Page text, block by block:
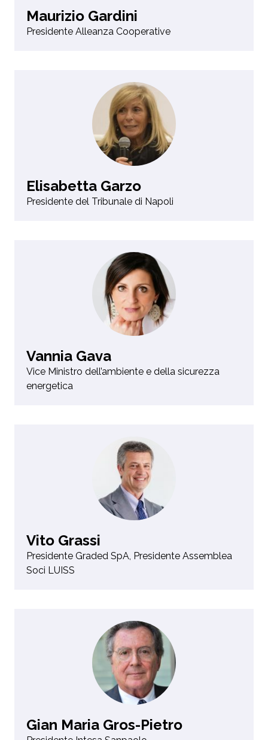
Maurizio Gardini
Presidente Alleanza Cooperative
Elisabetta Garzo
Presidente del Tribunale di Napoli
Vannia Gava
Vice Ministro dell’ambiente e della sicurezza
energetica
Vito Grassi
Presidente Graded SpA, Presidente Assemblea
Soci LUISS
Gian Maria Gros-Pietro